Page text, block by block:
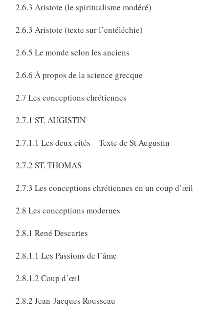
2.6.3 Aristote (le spiritualisme modéré)
2.6.3 Aristote (texte sur l’entéléchie)
2.6.5 Le monde selon les anciens
2.6.6 À propos de la science grecque
2.7 Les conceptions chrétiennes
2.7.1 ST. AUGISTIN
2.7.1.1 Les deux cités – Texte de St Augustin
2.7.2 ST. THOMAS
2.7.3 Les conceptions chrétiennes en un coup d’œil
2.8 Les conceptions modernes
2.8.1 René Descartes
2.8.1.1 Les Passions de l’âme
2.8.1.2 Coup d’œil
2.8.2 Jean-Jacques Rousseau